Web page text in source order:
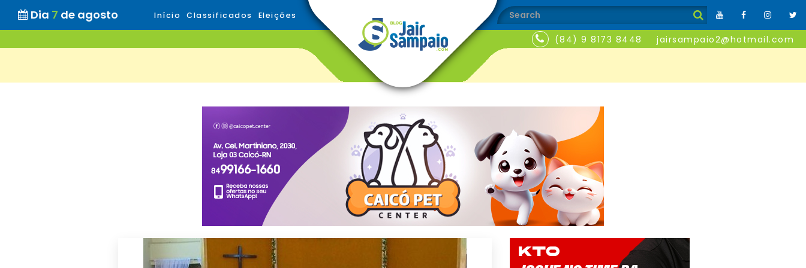
Dia 7 de agosto Início Classificados Eleições
(84) 9 8173 8448 jairsampaio2@hotmail.com